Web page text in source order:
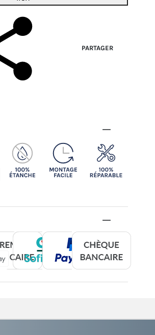
PARTAGER